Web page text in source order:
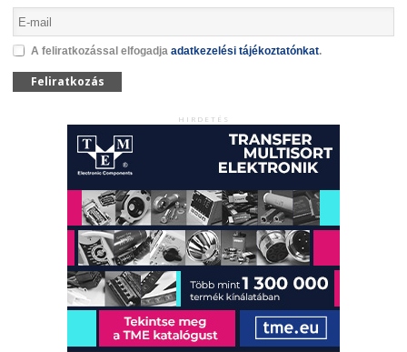
A feliratkozással elfogadja adatkezelési tájékoztatónkat.
Feliratkozás
HIRDETÉS